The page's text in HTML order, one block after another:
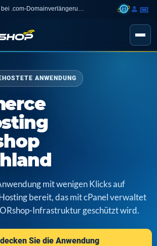
Preiserhöhung bei .com-Domainverlängerungen
ANWENDUNG
mit wenigen Klicks auf
bereit, das mit cPanel verwaltet
Infrastruktur geschützt wird.
Sie die Anwendung